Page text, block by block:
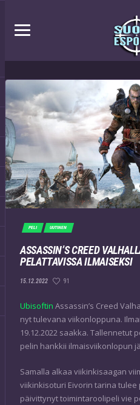
PELI UUTINEN
ASSASSIN’S CREED
PELATTAVISSA ILMAISEKSI
15.12.2022 91
Ubisoftin Assassin’s Creed
nyt tulevana viikonloppuna.
19.12.2022 saakka. Tallennetut
pelin hankkii ilmaisviikonlopun
Samalla alkaa viikinkisaagan
viikinkisoturi Eivorin tarina
päivittynyt toimintaroolipeli vie